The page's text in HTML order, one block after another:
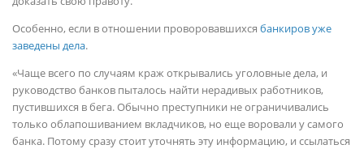
Особенно, если в отношении проворовавшихся банкиров уже
заведены дела.
«Чаще всего по случаям краж открывались уголовные дела, и
руководство банков пыталось найти нерадивых работников,
пустившихся в бега. Обычно преступники не ограничивались
только облапошиванием вкладчиков, но еще воровали у самого
банка. Потому сразу стоит уточнять эту информацию, и ссылаться